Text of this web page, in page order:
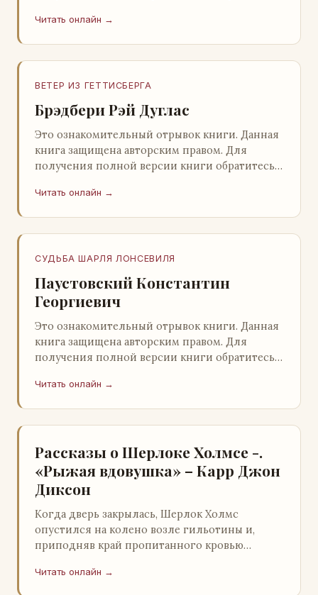
легального ко…
Читать онлайн →
ВЕТЕР ИЗ ГЕТТИСБЕРГА
Брэдбери Рэй Дуглас
Это ознакомительный отрывок книги. Данная
книга защищена авторским правом. Для
получения полной версии книги обратитесь к
легального ко…
Читать онлайн →
СУДЬБА ШАРЛЯ ЛОНСЕВИЛЯ
Паустовский Константин
Георгиевич
Это ознакомительный отрывок книги. Данная
книга защищена авторским правом. Для
получения полной версии книги обратитесь к
легального ко…
Читать онлайн →
Рассказы о Шерлоке Холмсе -.
«Рыжая вдовушка» – Карр Джон
Диксон
Когда дверь закрылась, Шерлок Холмс
опустился на колено возле гильотины и,
приподняв край пропитанного кровью
скрывался под ним…
Читать онлайн →